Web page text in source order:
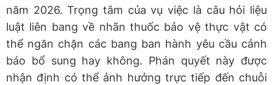
năm 2026. Trọng tâm của vụ việc là câu hỏi liệu
luật liên bang về nhãn thuốc bảo vệ thực vật có
thể ngăn chặn các bang ban hành yêu cầu cảnh
báo bổ sung hay không. Phán quyết này được
nhận định có thể ảnh hưởng trực tiếp đến chuỗi